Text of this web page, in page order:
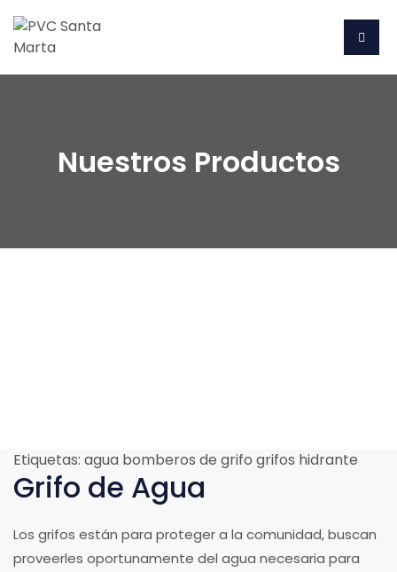
Nuestros Productos
Etiquetas: agua bomberos de grifo grifos hidrante
Grifo de Agua
Los grifos están para proteger a la comunidad, buscan
proveerles oportunamente del agua necesaria para